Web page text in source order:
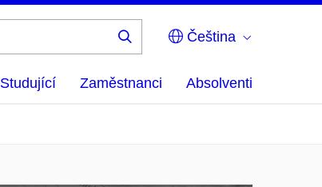
Čeština
Studující Zaměstnanci Absolventi